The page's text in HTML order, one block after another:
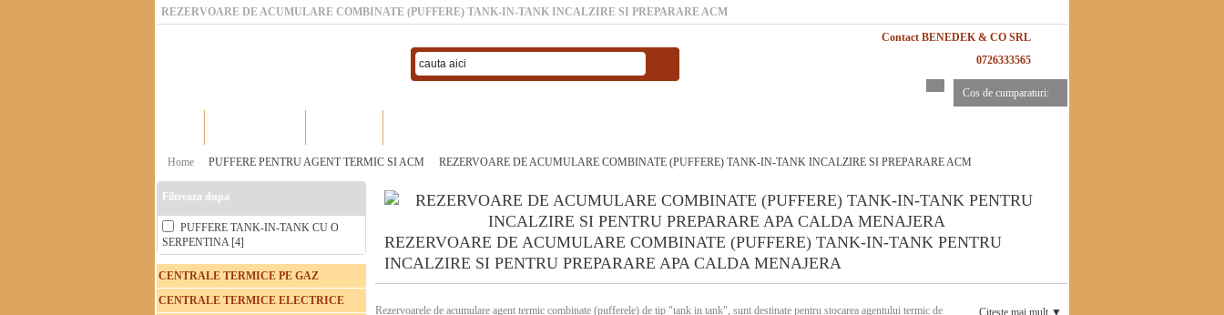
REZERVOARE DE ACUMULARE COMBINATE (PUFFERE) TANK-IN-TANK INCALZIRE SI PREPARARE ACM
Contact BENEDEK & CO SRL
0726333565
Cos de cumparaturi:
Home PUFFERE PENTRU AGENT TERMIC SI ACM REZERVOARE DE ACUMULARE COMBINATE (PUFFERE) TANK-IN-TANK INCALZIRE SI PREPARARE ACM
Filtreaza dupa
PUFFERE TANK-IN-TANK CU O
SERPENTINA [4]
CENTRALE TERMICE PE GAZ
CENTRALE TERMICE ELECTRICE
REZERVOARE DE ACUMULARE COMBINATE (PUFFERE) TANK-IN-TANK PENTRU
INCALZIRE SI PENTRU PREPARARE APA CALDA MENAJERA
Citeste mai mult ▼
Rezervoarele de acumulare agent termic combinate (pufferele) de tip "tank in tank", sunt destinate pentru stocarea agentului termic de